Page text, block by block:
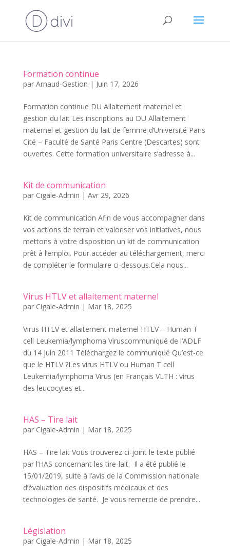
Formation continue
par Arnaud-Gestion | Juin 17, 2026
Formation continue DU Allaitement maternel et
gestion du lait Les inscriptions au DU Allaitement
maternel et gestion du lait de femme d’Université Paris
Cité – Faculté de Santé Paris Centre (Descartes) sont
ouvertes. Cette formation universitaire s’adresse à...
Kit de communication
par Cigale-Admin | Avr 29, 2026
Kit de communication Afin de vous accompagner dans
vos actions de terrain et valoriser vos initiatives, nous
mettons à votre disposition un kit de communication
prêt à l’emploi. Pour accéder au téléchargement, merci
de compléter le formulaire ci-dessous.Cela nous...
Virus HTLV et allaitement maternel
par Cigale-Admin | Mar 18, 2025
Virus HTLV et allaitement maternel HTLV – Human T
cell Leukemia/lymphoma Viruscommuniqué de l’ADLF
du 14 juin 2011 Téléchargez le communiqué Qu’est-ce
que le HTLV ?Les virus HTLV ou Human T cell
Leukemia/lymphoma Virus (en Français VLTH : virus
des leucocytes et...
HAS – Tire lait
par Cigale-Admin | Mar 18, 2025
HAS – Tire lait Vous trouverez ci-joint le texte publié
par l’HAS concernant les tire-lait. Il a été publié le
15/01/2019, suite à l’avis de la Commission nationale
d’évaluation des dispositifs médicaux et des
technologies de santé. Je vous remercie de prendre...
Législation
par Cigale-Admin | Mar 18, 2025